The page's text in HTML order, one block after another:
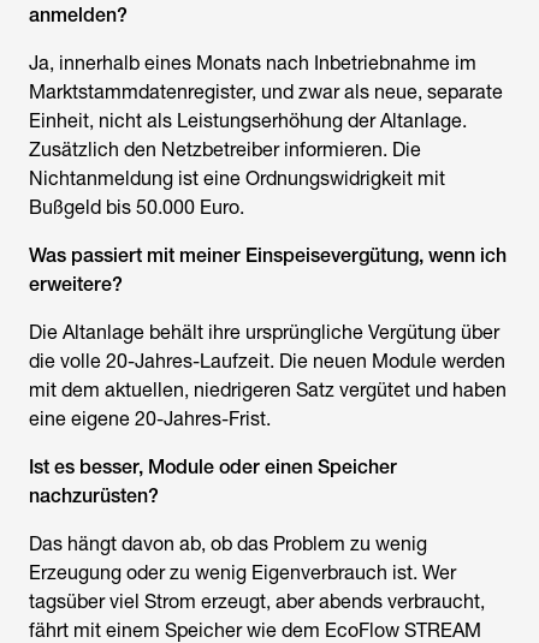
anmelden?
Ja, innerhalb eines Monats nach Inbetriebnahme im
Marktstammdatenregister, und zwar als neue, separate
Einheit, nicht als Leistungserhöhung der Altanlage.
Zusätzlich den Netzbetreiber informieren. Die
Nichtanmeldung ist eine Ordnungswidrigkeit mit
Bußgeld bis 50.000 Euro.
Was passiert mit meiner Einspeisevergütung, wenn ich
erweitere?
Die Altanlage behält ihre ursprüngliche Vergütung über
die volle 20-Jahres-Laufzeit. Die neuen Module werden
mit dem aktuellen, niedrigeren Satz vergütet und haben
eine eigene 20-Jahres-Frist.
Ist es besser, Module oder einen Speicher
nachzurüsten?
Das hängt davon ab, ob das Problem zu wenig
Erzeugung oder zu wenig Eigenverbrauch ist. Wer
tagsüber viel Strom erzeugt, aber abends verbraucht,
fährt mit einem Speicher wie dem EcoFlow STREAM